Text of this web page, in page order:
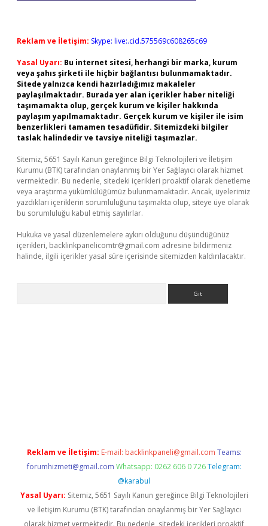
Reklam ve İletişim: Skype: live:.cid.575569c608265c69
Yasal Uyarı: Bu internet sitesi, herhangi bir marka, kurum
veya şahıs şirketi ile hiçbir bağlantısı bulunmamaktadır.
Sitede yalnızca kendi hazırladığımız makaleler
paylaşılmaktadır. Burada yer alan içerikler haber niteliği
taşımamakta olup, gerçek kurum ve kişiler hakkında
paylaşım yapılmamaktadır. Gerçek kurum ve kişiler ile isim
benzerlikleri tamamen tesadüfidir. Sitemizdeki bilgiler
taslak halindedir ve tavsiye niteliği taşımazlar.
Sitemiz, 5651 Sayılı Kanun gereğince Bilgi Teknolojileri ve İletişim
Kurumu (BTK) tarafından onaylanmış bir Yer Sağlayıcı olarak hizmet
vermektedir. Bu nedenle, sitedeki içerikleri proaktif olarak denetleme
veya araştırma yükümlülüğümüz bulunmamaktadır. Ancak, üyelerimiz
yazdıkları içeriklerin sorumluluğunu taşımakta olup, siteye üye olarak
bu sorumluluğu kabul etmiş sayılırlar.
Hukuka ve yasal düzenlemelere aykırı olduğunu düşündüğünüz
içerikleri, backlinkpanelicomtr@gmail.com adresine bildirmeniz
halinde, ilgili içerikler yasal süre içerisinde sitemizden kaldırılacaktır.
Reklam ve İletişim: E-mail: backlinkpaneli@gmail.com Teams:
forumhizmeti@gmail.com Whatsapp: 0262 606 0 726 Telegram:
@karabul
Yasal Uyarı: Sitemiz, 5651 Sayılı Kanun gereğince Bilgi Teknolojileri
ve İletişim Kurumu (BTK) tarafından onaylanmış bir Yer Sağlayıcı
olarak hizmet vermektedir. Bu nedenle, sitedeki içerikleri proaktif